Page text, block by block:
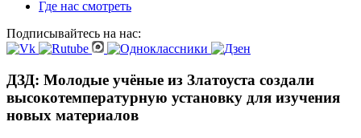
Где нас смотреть
Подписывайтесь на нас:
ДЗД: Молодые учёные из Златоуста создали
высокотемпературную установку для изучения
новых материалов